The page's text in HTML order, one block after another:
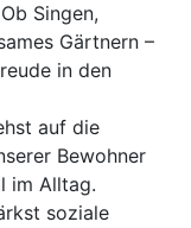
Singen,
Gärtnern –
in den
auf die
Bewohner
im Alltag.
soziale